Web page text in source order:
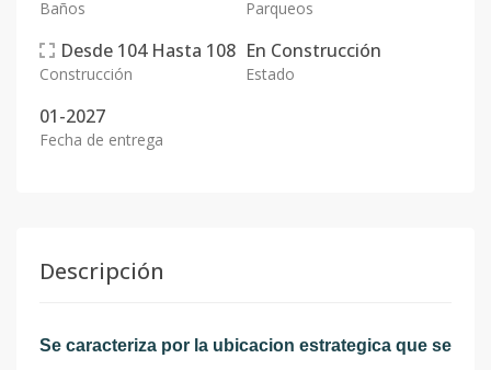
Baños Parqueos
Desde 104 Hasta 108
Construcción
En Construcción
Estado
01-2027
Fecha de entrega
Descripción
Se caracteriza por la ubicacion estrategica que se